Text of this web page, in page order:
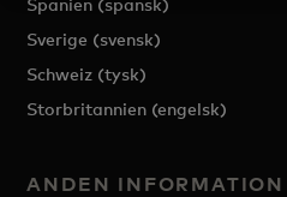
Spanien (spansk)
Sverige (svensk)
Schweiz (tysk)
Storbritannien (engelsk)
ANDEN INFORMATION